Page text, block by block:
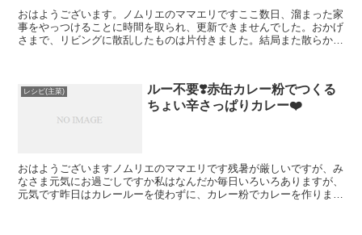
おはようございます。ノムリエのママエリですここ数日、溜まった家
事をやっつけることに時間を取られ、更新できませんでした。おかげ
さまで、リビングに散乱したものは片付きました。結局また散らかる
レシピ(主菜)
ルー不要❣️赤缶カレー粉でつくる
ちょい辛さっぱりカレー❤️
おはようございますノムリエのママエリです残暑が厳しいですが、み
なさま元気にお過ごしですか私はなんだか毎日いろいろありますが、
元気です昨日はカレールーを使わずに、カレー粉でカレーを作りまし